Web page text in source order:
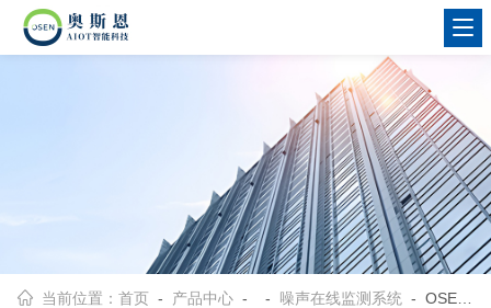
当前位置：首页 - 产品中心 - - 噪声在线监测系统 - OSEN-Z钢铁厂能源厂噪声污染溯源监测系统联网平台